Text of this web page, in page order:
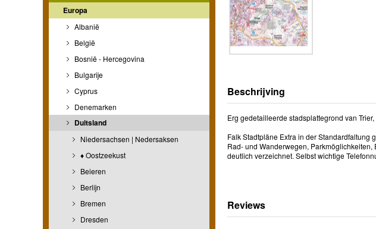
Europa
Albanië
België
Bosnië - Hercegovina
Bulgarije
Cyprus
Denemarken
Duitsland
Niedersachsen | Nedersaksen
♦ Oostzeekust
Beieren
Berlijn
Bremen
Dresden
Beschrijving
Erg gedetailleerde stadsplattegrond van
Falk Stadtpläne Extra in der Standardfaltung
Rad- und Wanderwegen,
deutlich verzeichnet. Selbst wichtige
Reviews